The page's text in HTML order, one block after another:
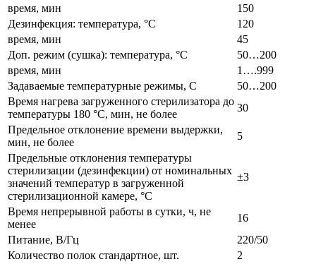
время, мин
150
Дезинфекция: температура, °С
120
время, мин
45
Доп. режим (сушка): температура, °С
50…200
время, мин
1….999
Задаваемые температурные режимы, С
50…200
Время нагрева загруженного стерилизатора до
температуры 180 °С, мин, не более
30
Предельное отклонение времени выдержки,
мин, не более
5
Предельные отклонения температуры
стерилизации (дезинфекции) от номинальных
значений температур в загруженной
стерилизационной камере, °С
±3
Время непрерывной работы в сутки, ч, не
менее
16
Питание, В/Гц
220/50
Количество полок стандартное, шт.
2